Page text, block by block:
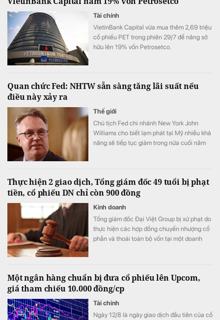
thuế cao hơn đáng kể so với cùng kỳ năm
2025.
Tài chính
VietinBank Capital vừa mua thêm 2,69 triệu
cổ phiếu PET trong phiên 29/7 để nâng sở
hữu lên 19% vốn Petrosetco.
Quan chức Fed: NHTW sẵn sàng tăng lãi suất nếu
điều này xảy ra
Thế giới
Chủ tịch Fed chi nhánh New York John
Williams cho biết lạm phát tại Mỹ nhiều khả
năng sẽ tiếp tục giảm trong nửa cuối năm
Thực hiện 2 giao dịch, Tổng giám đốc 49 tuổi bị phạt
tiền, cổ phiếu DN chỉ còn 900 đồng
Kinh doanh
Tổng giám đốc Đại Việt Group bị xử phạt do
thực hiện các hợp đồng chuyển nhượng cổ
phần và thoái toàn bộ vốn tại một doanh
Một ngân hàng chuẩn bị đưa cổ phiếu lên Upcom,
giá tham chiếu 10.000 đồng/cp
Tài chính
Ngày 12/8 là ngày giao dịch đầu tiên của cổ